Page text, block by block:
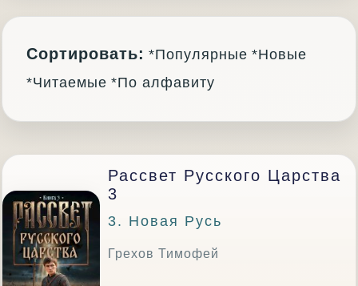
Сортировать: *Популярные *Новые
*Читаемые *По алфавиту
Рассвет Русского Царства
3
3. Новая Русь
Грехов Тимофей